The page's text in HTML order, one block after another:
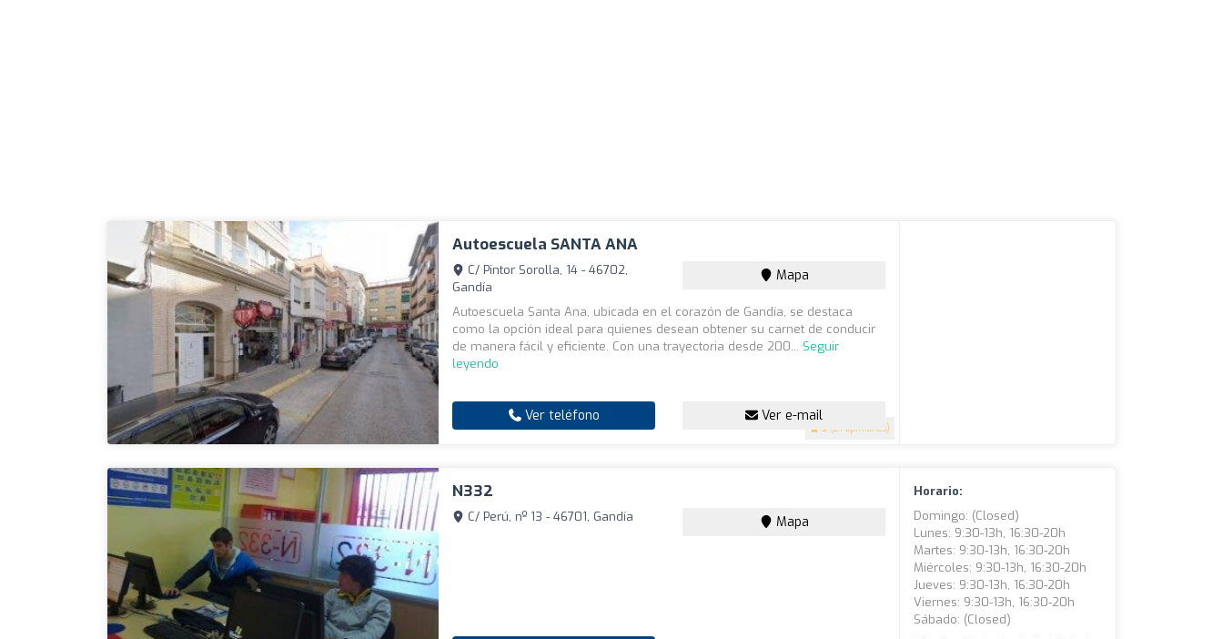
Autoescuela SANTA ANA
5 (21 opiniones)
C/ Pintor Sorolla, 14 - 46702,
Gandía
Mapa
Autoescuela Santa Ana, ubicada en el corazón de Gandía, se destaca
como la opción ideal para quienes desean obtener su carnet de conducir
de manera fácil y eficiente. Con una trayectoria desde 200... Seguir
leyendo
Ver teléfono Ver e-mail
N332
C/ Perú, nº 13 - 46701, Gandía Mapa
Horario:
Domingo: (closed)
Lunes: 9:30-13h, 16:30-20h
Martes: 9:30-13h, 16:30-20h
Miércoles: 9:30-13h, 16:30-20h
Jueves: 9:30-13h, 16:30-20h
Viernes: 9:30-13h, 16:30-20h
Sábado: (closed)